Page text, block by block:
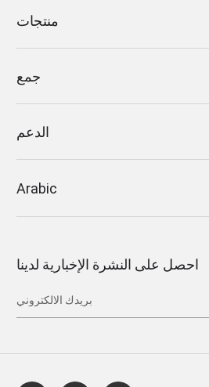
منتجات
جمع
الدعم
Arabic
احصل على النشرة الإخبارية لدينا